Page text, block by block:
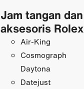
Jam tangan dan
aksesoris Rolex
Air-King
Cosmograph
Daytona
Datejust